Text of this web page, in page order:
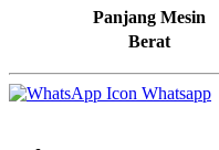
Panjang Mesin
Berat
Whatsapp